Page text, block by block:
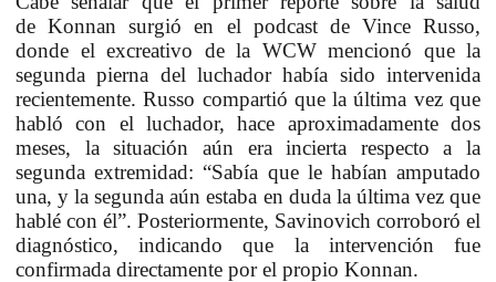
deKonnan surgió en el podcast de Vince Russo,
donde el excreativo de la WCW mencionó que la
segunda pierna del luchador había sido intervenida
recientemente. Russo compartió que la última vez que
habló con el luchador, hace aproximadamente dos
meses, la situación aún era incierta respecto a la
segunda extremidad: “Sabía que le habían amputado
una, y la segunda aún estaba en duda la última vez que
hablé con él”. Posteriormente, Savinovich corroboró el
diagnóstico, indicando que la intervención fue
confirmada directamente por el propio Konnan.